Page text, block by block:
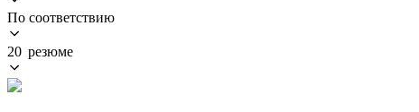
По соответствию
20 резюме